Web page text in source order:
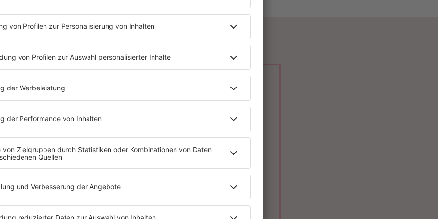
ABSPIELEN
KNICKKNACK
Es läuft: